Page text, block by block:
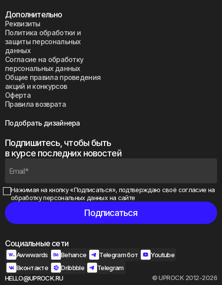
Дополнительно
Реквизиты
Политика обработки и
защиты персональных
данных
Согласие на обработку
персональных данных
Общие правила проведения
акций и конкурсов
Оферта
Правила возврата
Социальные сети
Awwwards Behance Telegram бот
Youtube
Вконтакте
Dribbble
Telegram
HELLO@UPROCK.RU
© UPROCK 2012-2026
Подпишитесь, чтобы быть
в курсе последних новостей
Нажимая на кнопку «Подписаться», подтверждаю своё согласие на
обработку персональных данных на сайте
Подобрать дизайнера